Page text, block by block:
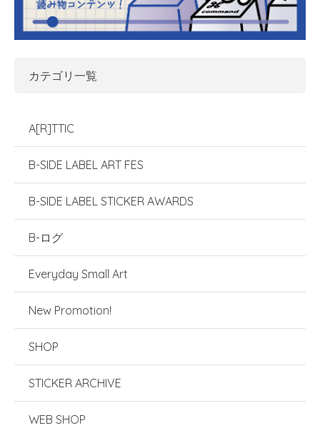
カテゴリ一覧
A[R]TTIC
B-SIDE LABEL ART FES
B-SIDE LABEL STICKER AWARDS
B-ログ
Everyday Small Art
New Promotion!
SHOP
STICKER ARCHIVE
WEB SHOP